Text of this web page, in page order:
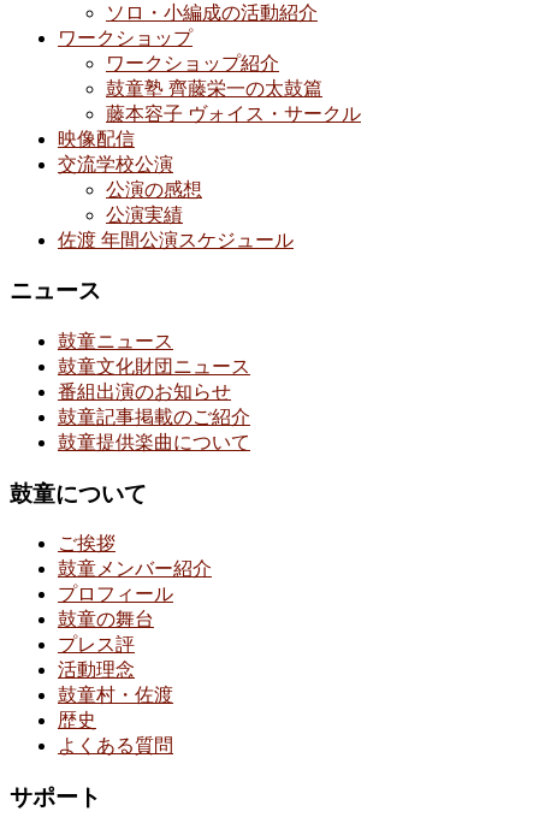
ソロ・小編成の活動紹介
ワークショップ
ワークショップ紹介
鼓童塾 齊藤栄一の太鼓篇
藤本容子 ヴォイス・サークル
映像配信
交流学校公演
公演の感想
公演実績
佐渡 年間公演スケジュール
ニュース
鼓童ニュース
鼓童文化財団ニュース
番組出演のお知らせ
鼓童記事掲載のご紹介
鼓童提供楽曲について
鼓童について
ご挨拶
鼓童メンバー紹介
プロフィール
鼓童の舞台
プレス評
活動理念
鼓童村・佐渡
歴史
よくある質問
サポート